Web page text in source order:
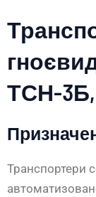
ТСН-
Транспортери